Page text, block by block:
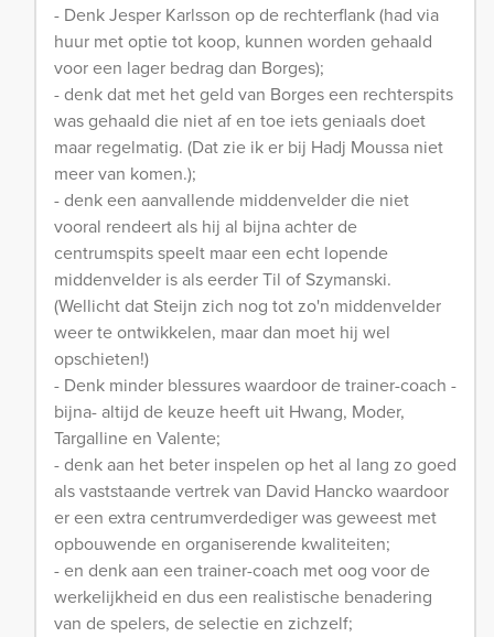
- Denk Jesper Karlsson op de rechterflank (had via
huur met optie tot koop, kunnen worden gehaald
voor een lager bedrag dan Borges);
- denk dat met het geld van Borges een rechterspits
was gehaald die niet af en toe iets geniaals doet
maar regelmatig. (Dat zie ik er bij Hadj Moussa niet
meer van komen.);
- denk een aanvallende middenvelder die niet
vooral rendeert als hij al bijna achter de
centrumspits speelt maar een echt lopende
middenvelder is als eerder Til of Szymanski.
(Wellicht dat Steijn zich nog tot zo'n middenvelder
weer te ontwikkelen, maar dan moet hij wel
opschieten!)
- Denk minder blessures waardoor de trainer-coach -
bijna- altijd de keuze heeft uit Hwang, Moder,
Targalline en Valente;
- denk aan het beter inspelen op het al lang zo goed
als vaststaande vertrek van David Hancko waardoor
er een extra centrumverdediger was geweest met
opbouwende en organiserende kwaliteiten;
- en denk aan een trainer-coach met oog voor de
werkelijkheid en dus een realistische benadering
van de spelers, de selectie en zichzelf;